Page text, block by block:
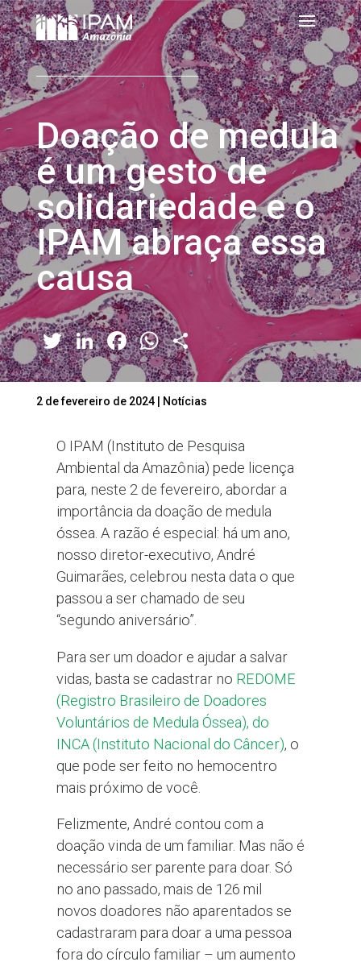
Doação de medula
é um gesto de
solidariedade e o
IPAM abraça essa
causa
Twitter
LinkedIn
Facebook
WhatsApp
Share
2 de fevereiro de 2024| Notícias
O IPAM (Instituto de Pesquisa
Ambiental da Amazônia) pede licença
para, neste 2 de fevereiro, abordar a
importância da doação de medula
óssea. A razão é especial: há um ano,
nosso diretor-executivo, André
Guimarães, celebrou nesta data o que
passou a ser chamado de seu
“segundo aniversário”.
Para ser um doador e ajudar a salvar
vidas, basta se cadastrar no REDOME
(Registro Brasileiro de Doadores
Voluntários de Medula Óssea), do
INCA (Instituto Nacional do Câncer), o
que pode ser feito no hemocentro
mais próximo de você.
Felizmente, André contou com a
doação vinda de um familiar. Mas não é
necessário ser parente para doar. Só
no ano passado, mais de 126 mil
novos doadores não aparentados se
cadastraram para doar a uma pessoa
fora do círculo familiar – um aumento